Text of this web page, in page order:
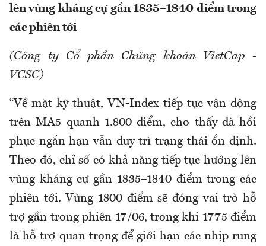
lên vùng kháng cự gần 1835–1840 điểm trong
các phiên tới
(Công ty Cổ phần Chứng khoán VietCap -
VCSC)
“Về mặt kỹ thuật, VN-Index tiếp tục vận động
trên MA5 quanh 1.800 điểm, cho thấy đà hồi
phục ngắn hạn vẫn duy trì trạng thái ổn định.
Theo đó, chỉ số có khả năng tiếp tục hướng lên
vùng kháng cự gần 1835–1840 điểm trong các
phiên tới. Vùng 1800 điểm sẽ đóng vai trò hỗ
trợ gần trong phiên 17/06, trong khi 1775 điểm
là hỗ trợ quan trọng để giới hạn các nhịp rung